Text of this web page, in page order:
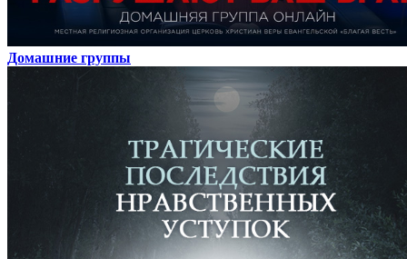
Домашние группы